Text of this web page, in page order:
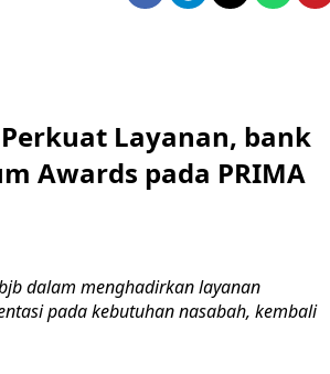
Layanan, bank
Awards pada PRIMA
bjb dalam menghadirkan layanan
pada kebutuhan nasabah, kembali